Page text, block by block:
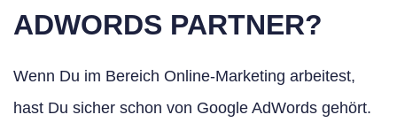
ADWORDS PARTNER?
Wenn Du im Bereich Online-Marketing arbeitest,
hast Du sicher schon von Google AdWords gehört.